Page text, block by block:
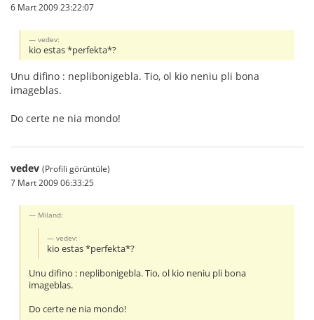
6 Mart 2009 23:22:07
vedev:
kio estas *perfekta*?
Unu difino : neplibonigebla. Tio, ol kio neniu pli bona
imageblas.
Do certe ne nia mondo!
vedev (Profili görüntüle)
7 Mart 2009 06:33:25
Miland:
vedev:
kio estas *perfekta*?
Unu difino : neplibonigebla. Tio, ol kio neniu pli bona
imageblas.
Do certe ne nia mondo!